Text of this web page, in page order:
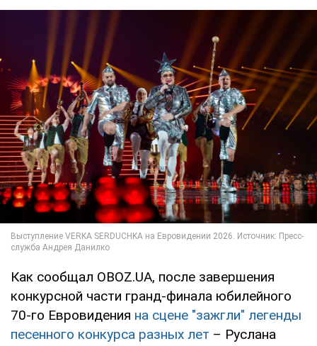
Как сообщал OBOZ.UA, после завершения
конкурсной части гранд-финала юбилейного
70-го Евровидения на сцене "зажгли" легенды
песенного конкурса разных лет – Руслана